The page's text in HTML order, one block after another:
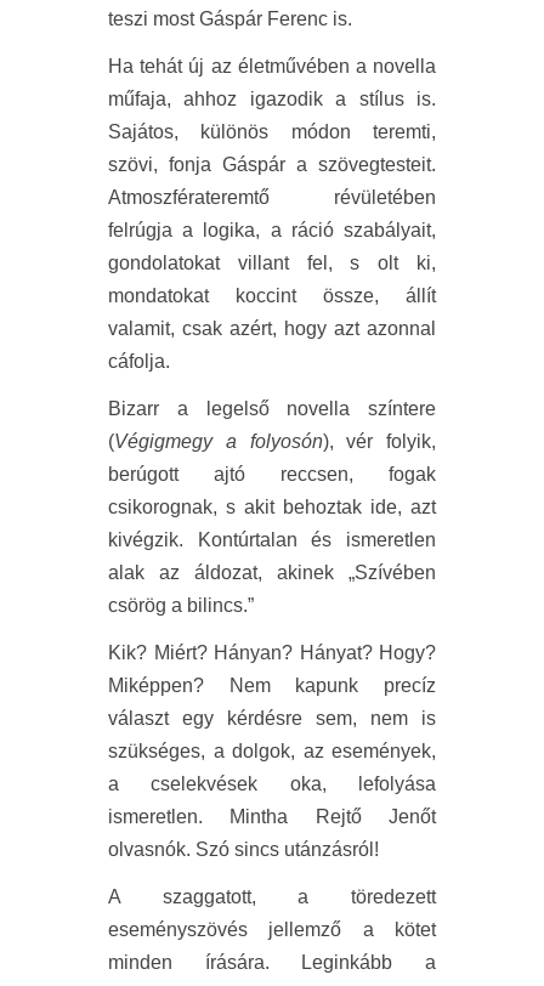
teszi most Gáspár Ferenc is.
Ha tehát új az életművében a novella
műfaja, ahhoz igazodik a stílus is.
Sajátos, különös módon teremti,
szövi, fonja Gáspár a szövegtesteit.
Atmoszférateremtő révületében
felrúgja a logika, a ráció szabályait,
gondolatokat villant fel, s olt ki,
mondatokat koccint össze, állít
valamit, csak azért, hogy azt azonnal
cáfolja.
Bizarr a legelső novella színtere
(Végigmegy a folyosón), vér folyik,
berúgott ajtó reccsen, fogak
csikorognak, s akit behoztak ide, azt
kivégzik. Kontúrtalan és ismeretlen
alak az áldozat, akinek „Szívében
csörög a bilincs.”
Kik? Miért? Hányan? Hányat? Hogy?
Miképpen? Nem kapunk precíz
választ egy kérdésre sem, nem is
szükséges, a dolgok, az események,
a cselekvések oka, lefolyása
ismeretlen. Mintha Rejtő Jenőt
olvasnók. Szó sincs utánzásról!
A szaggatott, a töredezett
eseményszövés jellemző a kötet
minden írására. Leginkább a